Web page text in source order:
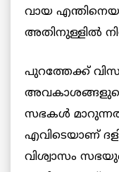
വായ
അതിനുള്ളില്‍
പുറത്തേക്ക്
സഭകള്‍
എവിടെയാണ്
വിശ്വാസം